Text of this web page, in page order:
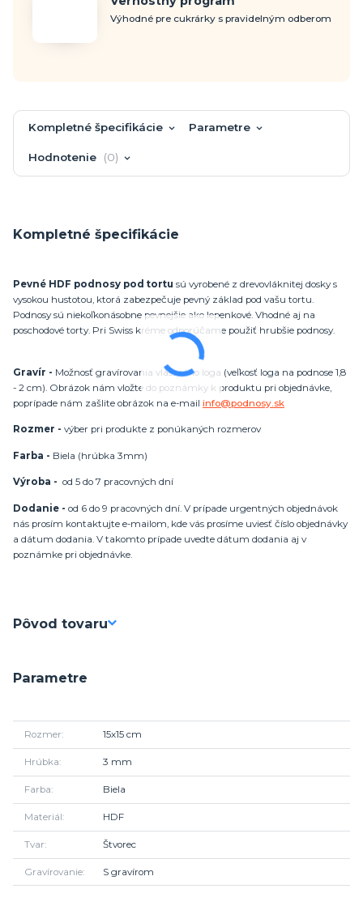
Výhodné pre cukrárky s pravidelným odberom
Kompletné špecifikácie Parametre
Hodnotenie 0
Kompletné špecifikácie
Pevné HDF podnosy pod tortu sú vyrobené z drevovláknitej dosky s
vysokou hustotou, ktorá zabezpečuje pevný základ pod vašu tortu.
Podnosy sú niekoľkonásobne pevnejšie ako lepenkové. Vhodné aj na
poschodové torty. Pri Swiss kréme odporúčame použiť hrubšie podnosy.
Gravír - Možnosť gravírovania vlastného loga (veľkosť loga na podnose 1,8
- 2 cm). Obrázok nám vložte do poznámky k produktu pri objednávke,
poprípade nám zašlite obrázok na e-mail info@podnosy.sk
Rozmer - výber pri produkte z ponúkaných rozmerov
Farba - Biela (hrúbka 3mm)
Výroba - od 5 do 7 pracovných dní
Dodanie - od 6 do 9 pracovných dní. V prípade urgentných objednávok
nás prosím kontaktujte e-mailom, kde vás prosíme uviesť číslo objednávky
a dátum dodania. V takomto prípade uvedte dátum dodania aj v
poznámke pri objednávke.
Pôvod tovaru
Parametre
Rozmer 15x15 cm
Hrúbka 3 mm
Farba Biela
Materiál HDF
Tvar Štvorec
Gravírovanie S gravírom